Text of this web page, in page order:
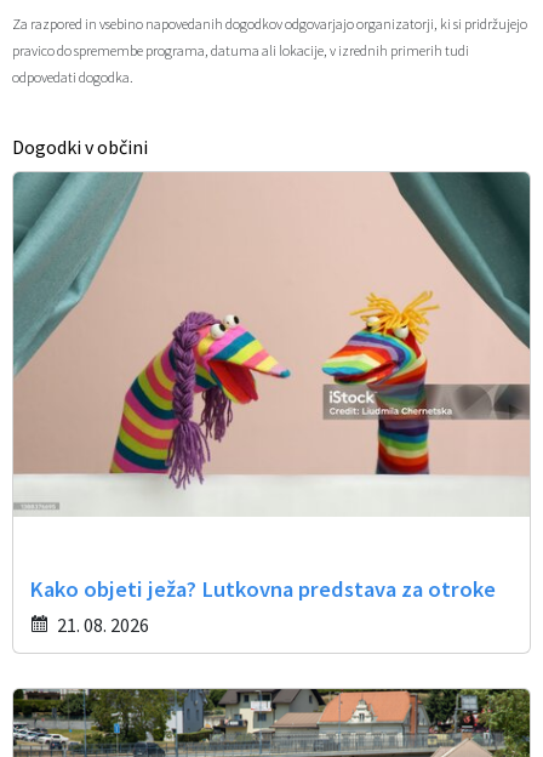
Za razpored in vsebino napovedanih dogodkov odgovarjajo organizatorji, ki si pridržujejo
pravico do spremembe programa, datuma ali lokacije, v izrednih primerih tudi
odpovedati dogodka.
Dogodki v občini
Kako objeti ježa? Lutkovna predstava za otroke
21. 08. 2026
Celostna prometna strategija
Občinski predpisi
Občinski časopis
Proračun občine